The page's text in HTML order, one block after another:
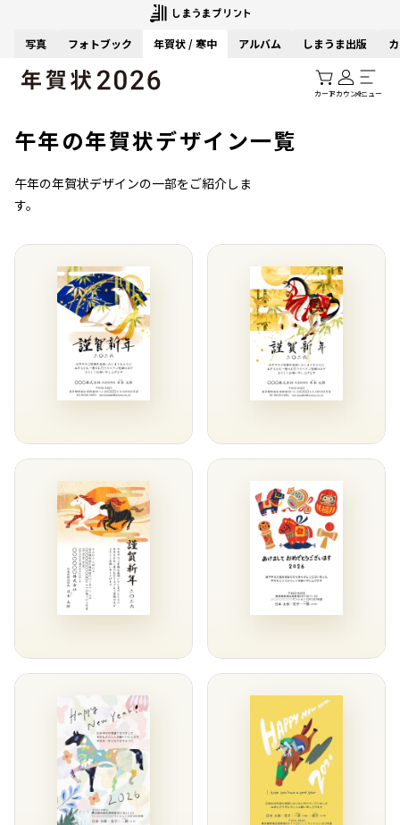
写真 フォトブック 年賀状 / 寒中 アルバム しまうま出版
カートアカウントメニュー
午年の年賀状デザイン一覧
午年の年賀状デザインの一部をご紹介しま
す。